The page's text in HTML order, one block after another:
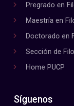
Pregrado en
Maestría en
Doctorado en
Sección de
Home PUCP
Síguenos